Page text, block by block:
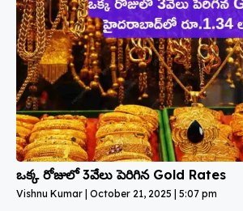
ఒక్క రోజులో 3వేలు పెరిగిన Gold Rates
Vishnu Kumar October 21, 2025 5:07 pm